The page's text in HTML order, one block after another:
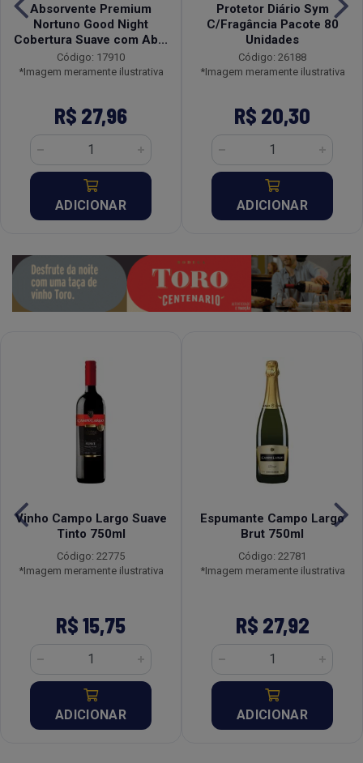
Absorvente Premium
Nortuno Good Night
Cobertura Suave com Ab...
Código: 17910
*Imagem meramente ilustrativa
R$ 27,96
ADICIONAR
Protetor Diário Sym
C/Fragância Pacote 80
Unidades
Código: 26188
*Imagem meramente ilustrativa
R$ 20,30
ADICIONAR
Vinho Campo Largo Suave
Tinto 750ml
Código: 22775
*Imagem meramente ilustrativa
R$ 15,75
ADICIONAR
Espumante Campo Largo
Brut 750ml
Código: 22781
*Imagem meramente ilustrativa
R$ 27,92
ADICIONAR